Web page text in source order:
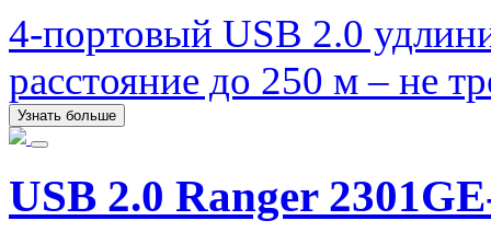
4-портовый USB 2.0
расстояние до 250 м – не
Узнать больше
USB 2.0 Ranger